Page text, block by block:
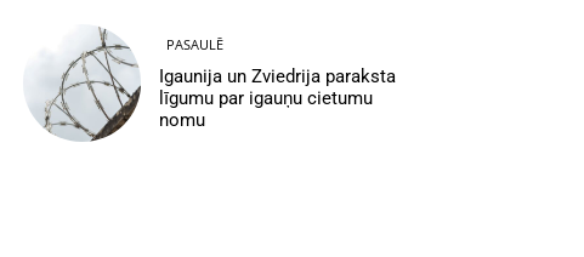
PASAULĒ
Igaunija un Zviedrija paraksta
līgumu par igauņu cietumu
nomu